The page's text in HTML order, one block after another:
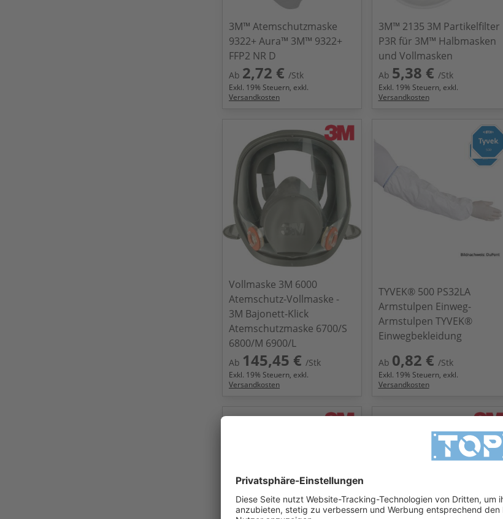
3M™ Atemschutzmaske
9322+ Aura™ 3M™ 9322+
FFP2 NR D
Ab 2,72 € /Stk
Exkl. 19% Steuern, exkl.
Versandkosten
3M™ 2135 3M Partikelfilter
P3R für 3M™ Halbmasken
und Vollmasken
Ab 5,38 € /Stk
Exkl. 19% Steuern, exkl.
Versandkosten
Vollmaske 3M 6000
Atemschutz-Vollmaske -
3M Bajonett-Klick
Atemschutzmaske 6700/S
6800/M 6900/L
Ab 145,45 € /Stk
Exkl. 19% Steuern, exkl.
Versandkosten
TYVEK® 500 PS32LA
Armstulpen Einweg-
Armstulpen TYVEK®
Einwegbekleidung
Ab 0,82 € /Stk
Exkl. 19% Steuern, exkl.
Versandkosten